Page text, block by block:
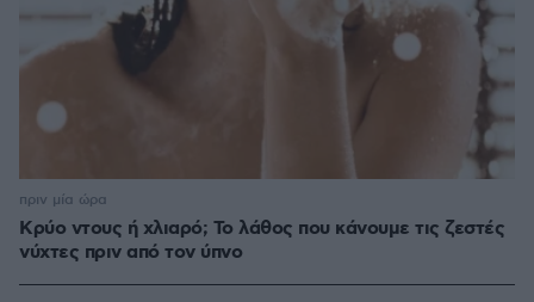
Κρύο ντους ή χλιαρό; Το λάθος που κάνουμε τις ζεστές
νύχτες πριν από τον ύπνο
πριν μία ώρα